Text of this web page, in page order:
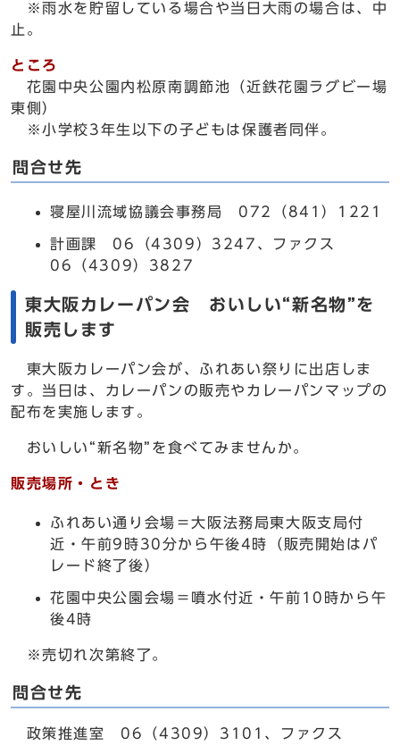
※雨水を貯留している場合や当日大雨の場合は、中
止。
ところ
花園中央公園内松原南調節池（近鉄花園ラグビー場
東側）
※小学校3年生以下の子どもは保護者同伴。
問合せ先
寝屋川流域協議会事務局 072（841）1221
計画課 06（4309）3247、ファクス
06（4309）3827
東大阪カレーパン会 おいしい“新名物”を
販売します
東大阪カレーパン会が、ふれあい祭りに出店しま
す。当日は、カレーパンの販売やカレーパンマップの
配布を実施します。
おいしい“新名物”を食べてみませんか。
販売場所・とき
ふれあい通り会場＝大阪法務局東大阪支局付
近・午前9時30分から午後4時（販売開始はパ
レード終了後）
花園中央公園会場＝噴水付近・午前10時から午
後4時
※売切れ次第終了。
問合せ先
政策推進室 06（4309）3101、ファクス